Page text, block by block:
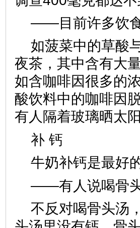
——目前许多饮
如菠菜中的草酸
夜茶，其中含有大
如含咖啡因很多的
酸饮料中的咖啡因
有人隔着玻璃晒太阳
补 钙
牛奶补钙是最好
——有人说喝骨头
不反对喝骨头汤